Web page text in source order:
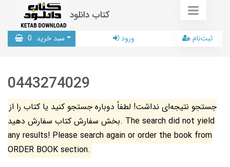
کتاب دانلود
سبد خرید 0 ورود ثبت‌نام
0443274029
جستجو نتیجه‌ای نداشت! لطفاً دوباره جستجو کنید یا کتاب را از
بخش سفارش کتاب سفارش دهید. The search did not yield
any results! Please search again or order the book from
ORDER BOOK section.